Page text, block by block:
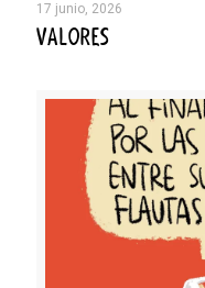
17 junio, 2026
VALORES